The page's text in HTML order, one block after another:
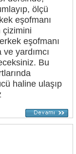
ölçü
eşofmanı
çizimini
eşofmanı
yardımcı
Bu
haline ulaşıp